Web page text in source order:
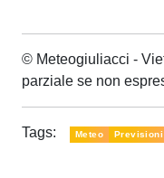
© Meteogiuliacci -
parziale se non
Tags: Meteo Previsioni